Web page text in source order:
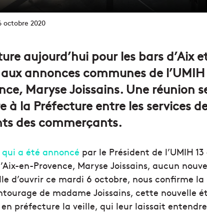
octobre 2020
aujourd’hui pour les bars d’Aix
annonces communes de
Maryse Joissains. Une réunion
à la Préfecture entre les services
des commerçants.
qui a été annoncé par le Président de l’UMIH
en-Provence, Maryse Joissains, aucun
d’ouvrir ce mardi 6 octobre, nous confirme
de madame Joissains, cette nouvelle
préfecture la veille, qui leur laissait